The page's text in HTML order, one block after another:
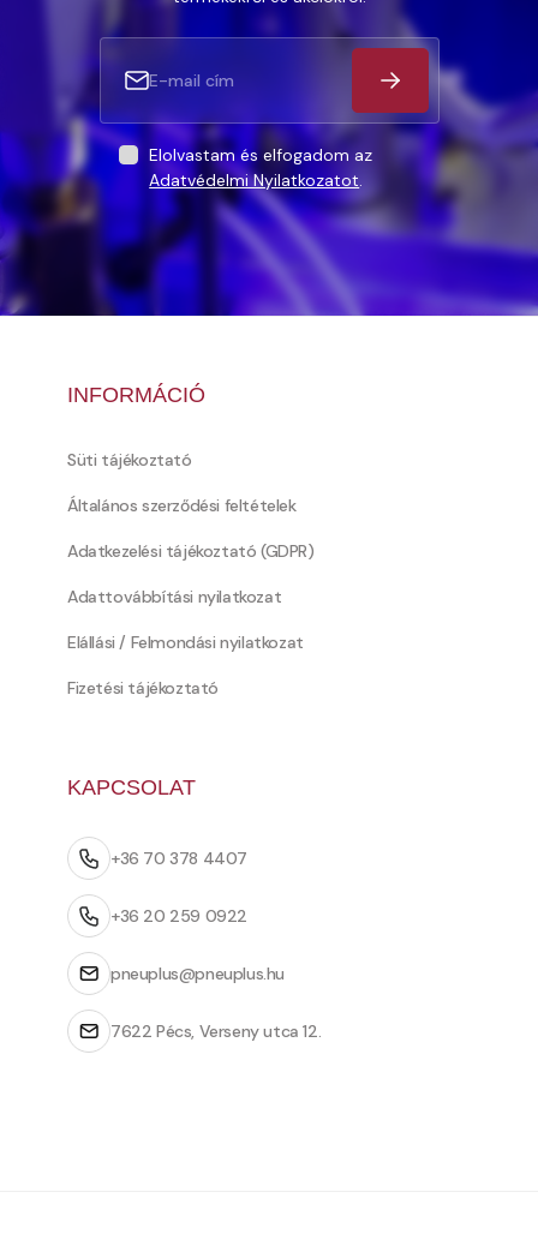
Elolvastam és elfogadom az
Adatvédelmi Nyilatkozatot.
INFORMÁCIÓ
Süti tájékoztató
Általános szerződési feltételek
Adatkezelési tájékoztató (GDPR)
Adattovábbítási nyilatkozat
Elállási / Felmondási nyilatkozat
Fizetési tájékoztató
KAPCSOLAT
+36 70 378 4407
+36 20 259 0922
pneuplus@pneuplus.hu
7622 Pécs, Verseny utca 12.